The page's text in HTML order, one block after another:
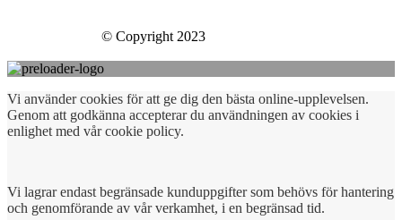
© Copyright 2023
Vi använder cookies för att ge dig den bästa online-upplevelsen.
Genom att godkänna accepterar du användningen av cookies i
enlighet med vår cookie policy.
Vi lagrar endast begränsade kunduppgifter som behövs för hantering
och genomförande av vår verkamhet, i en begränsad tid.